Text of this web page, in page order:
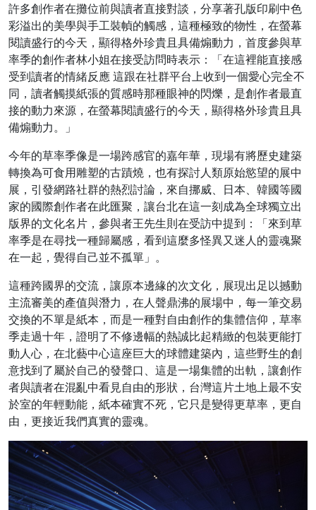
許多創作者在攤位前與讀者直接對談，分享著孔版印刷中色
彩溢出的美學與手工裝幀的觸感，這種極致的物性，在螢幕
閱讀盛行的今天，顯得格外珍貴且具備煽動力，首度參與草
率季的創作者林小姐在接受訪問時表示：「在這裡能直接感
受到讀者的情緒反應 這跟在社群平台上收到一個愛心完全不
同，讀者觸摸紙張的質感時那種眼神的閃爍，是創作者最直
接的動力來源，在螢幕閱讀盛行的今天，顯得格外珍貴且具
備煽動力。」
今年的草率季像是一場跨感官的嘉年華，現場有將歷史建築
轉換為可食用雕塑的古蹟燒，也有探討人類原始慾望的展中
展，引發網路社群的熱烈討論，來自挪威、日本、韓國等國
家的國際創作者在此匯聚，讓台北在這一刻成為全球獨立出
版界的文化名片，參與者王先生則在受訪中提到：「來到草
率季是在尋找一種歸屬感，看到這麼多怪異又迷人的靈魂聚
在一起，覺得自己並不孤單」。
這種跨國界的交流，讓原本邊緣的次文化，展現出足以撼動
主流審美的產值與潛力，在人聲鼎沸的展場中，每一筆交易
交換的不單是紙本，而是一種對自由創作的集體信仰，草率
季走過十年，證明了不修邊幅的熱誠比起精緻的包裝更能打
動人心，在北藝中心這座巨大的球體建築內，這些野生的創
意找到了屬於自己的發聲口、這是一場集體的出軌，讓創作
者與讀者在混亂中看見自由的形狀，台灣這片土地上最不安
於室的年輕動能，紙本確實不死，它只是變得更草率，更自
由，更接近我們真實的靈魂。